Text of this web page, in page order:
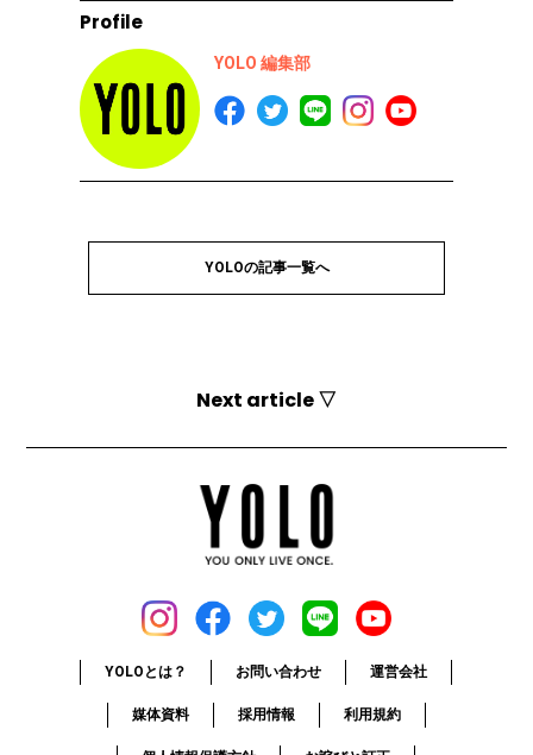
Profile
YOLO 編集部
YOLOの記事一覧へ
Next article ▽
YOLOとは？ お問い合わせ 運営会社
媒体資料 採用情報 利用規約